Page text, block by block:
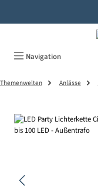
Navigation
Themenwelten Anlässe
Bildergalerie überspringen